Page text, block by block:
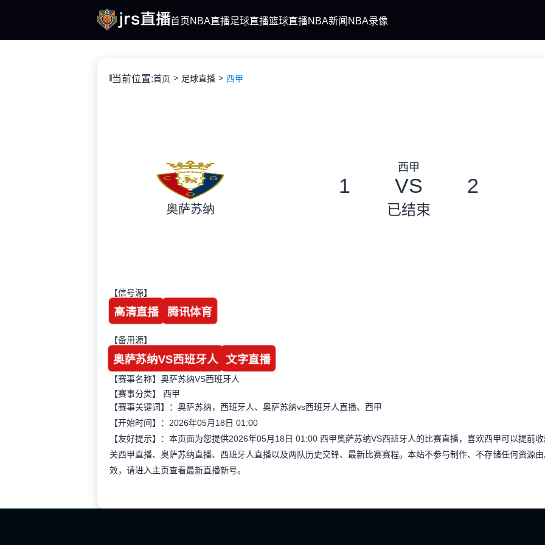
首页NBA直播足球直播篮球直播NBA新闻 NBA录像
当前位置:首页 足球直播 西甲
奥萨苏纳
西甲
1 VS 2
已结束
【信号源】
高清直播 腾讯体育
【备用源】
奥萨苏纳VS西班牙人 文字直播
【赛事名称】奥萨苏纳VS西班牙人
【赛事分类】 西甲
【赛事关键词】：奥萨苏纳，西班牙人、奥萨苏纳vs西班牙人直播、西甲
【开始时间】：2026年05月18日 01:00
【友好提示】：本页面为您提供2026年05月18日 01:00 西甲奥萨苏纳VS西班牙人的比赛直播，喜欢西甲可以提前
关西甲直播、奥萨苏纳直播、西班牙人直播以及两队历史交锋、最新比赛赛程。本站不参与制作、不存储任何资源
效，请进入主页查看最新直播新号。